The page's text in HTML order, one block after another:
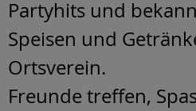
Partyhits und
Speisen und
Ortsverein.
Freunde treffen,